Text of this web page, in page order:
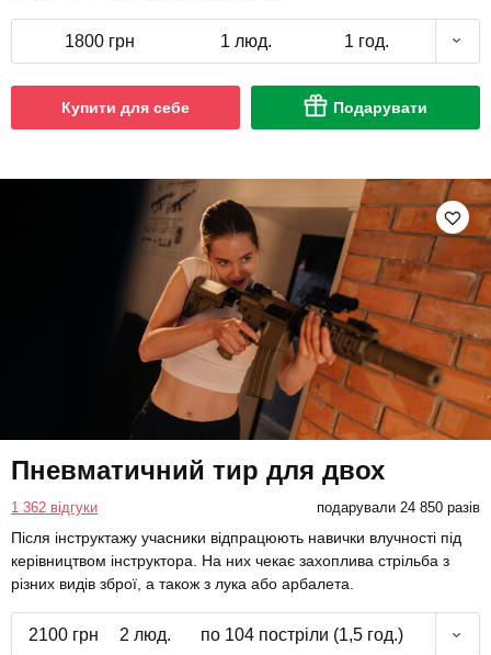
1800 грн 1 люд. 1 год.
Купити для себе Подарувати
Пневматичний тир для двох
1 362 відгуки подарували 24 850 разів
Після інструктажу учасники відпрацюють навички влучності під
керівництвом інструктора. На них чекає захоплива стрільба з
різних видів зброї, а також з лука або арбалета.
2100 грн 2 люд. по 104 постріли (1,5 год.)